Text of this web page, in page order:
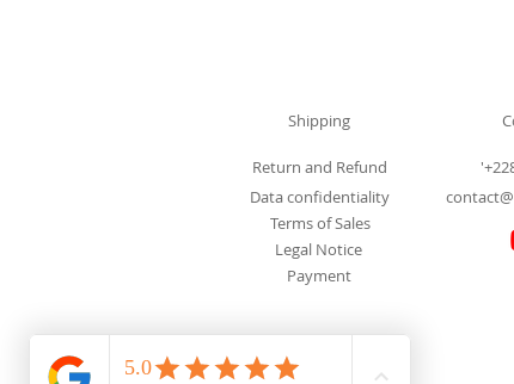
Shipping
Return and Refund
Data confidentiality
Terms of Sales
Legal Notice
Payment